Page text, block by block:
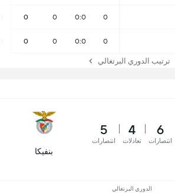
0
0:0
0
0
0
0:0
0
0
ترتيب الدوري البرتغالي
6
انتصارات
4
تعادلات
5
انتصارات
بنفيكا
الدوري البرتغالي